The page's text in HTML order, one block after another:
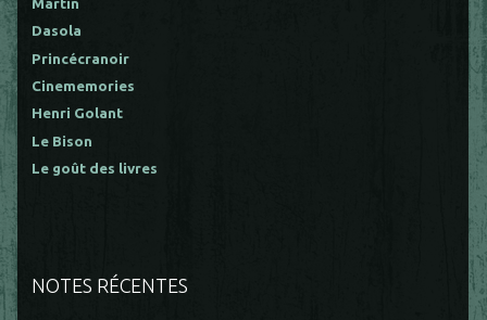
Martin
Dasola
Princécranoir
Cinememories
Henri Golant
Le Bison
Le goût des livres
NOTES RÉCENTES